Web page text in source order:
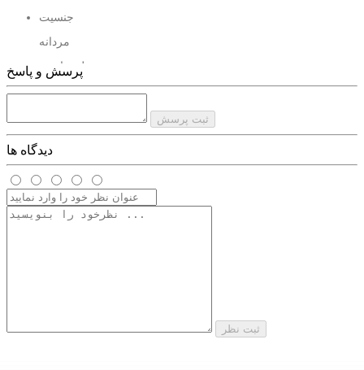
جنسیت
مردانه
صل مناسب
پرسش و پاسخ
ثبت پرسش
دیدگاه ها
ثبت نظر